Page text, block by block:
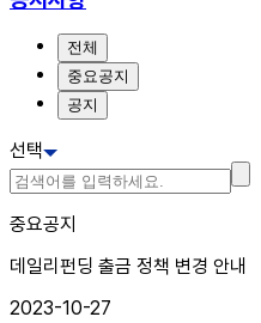
전체
중요공지
공지
선택
중요공지
데일리펀딩 출금 정책 변경 안내
2023-10-27